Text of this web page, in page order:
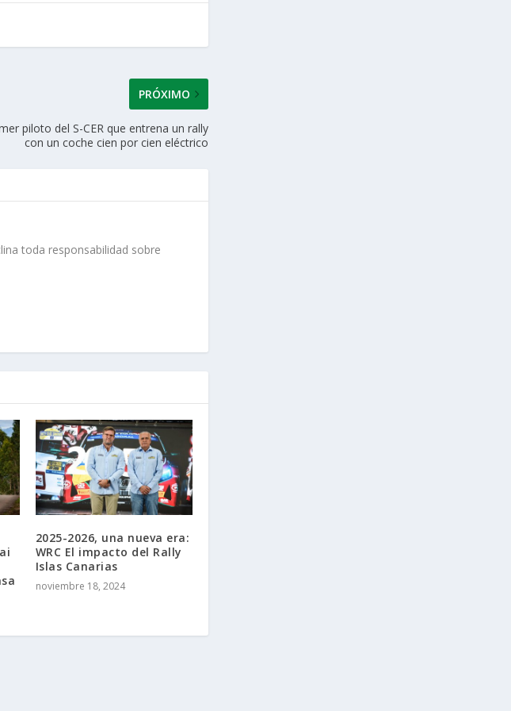
PRÓXIMO
piloto del S-CER que entrena un rally
con un coche cien por cien eléctrico
toda responsabilidad sobre
2025-2026, una nueva era:
WRC El impacto del Rally
Islas Canarias
noviembre 18, 2024